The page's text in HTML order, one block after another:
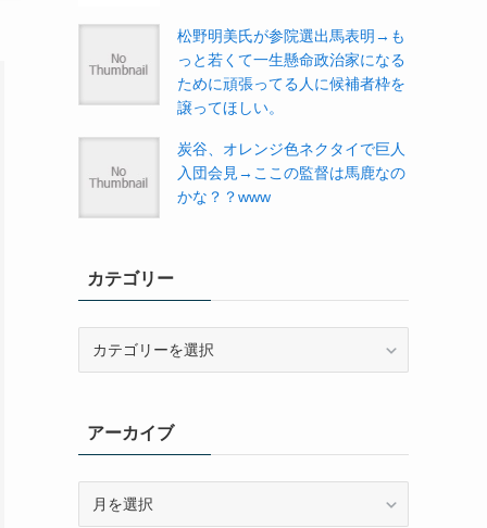
松野明美氏が参院選出馬表明→も
っと若くて一生懸命政治家になる
ために頑張ってる人に候補者枠を
譲ってほしい。
炭谷、オレンジ色ネクタイで巨人
入団会見→ここの監督は馬鹿なの
かな？？www
カテゴリー
ーアーカイブ